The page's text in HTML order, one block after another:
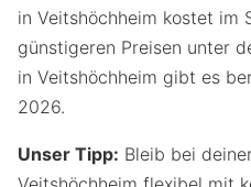
in Veitshöchheim kostet im
günstigeren Preisen unter
in Veitshöchheim gibt es
2026.
Unser Tipp: Bleib bei